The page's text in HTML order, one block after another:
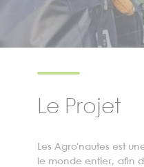
Le Projet
LesAgro'nautes est
le monde entier, afin